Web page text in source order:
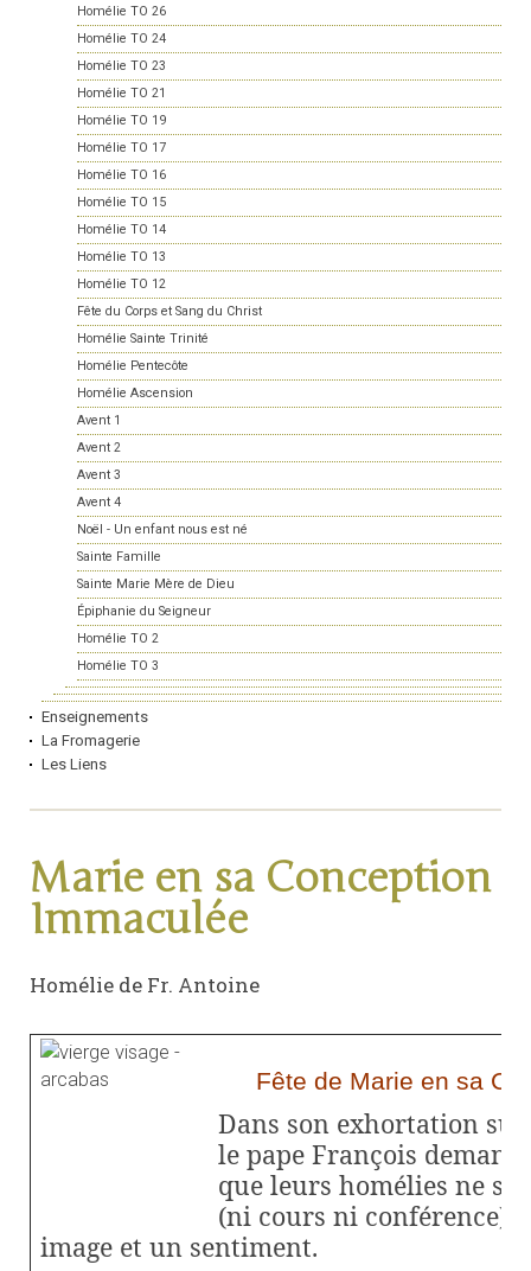
Homélie TO 26
Homélie TO 24
Homélie TO 23
Homélie TO 21
Homélie TO 19
Homélie TO 17
Homélie TO 16
Homélie TO 15
Homélie TO 14
Homélie TO 13
Homélie TO 12
Fête du Corps et Sang du Christ
Homélie Sainte Trinité
Homélie Pentecôte
Homélie Ascension
Avent 1
Avent 2
Avent 3
Avent 4
Noël - Un enfant nous est né
Sainte Famille
Sainte Marie Mère de Dieu
Épiphanie du Seigneur
Homélie TO 2
Homélie TO 3
Enseignements
La Fromagerie
Les Liens
Marie en sa Conception
Immaculée
Homélie de Fr. Antoine
Fête de Marie en sa
Dans son exhortation
le pape François
que leurs homélies ne
(ni cours ni conférence)
image et un sentiment.